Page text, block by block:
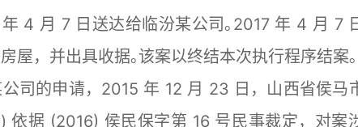
4 月 7 日送达给临汾某公司｡2017 年 4 月 7
屋，并出具收据｡该案以终结本次执行程序结案｡
的申请，2015 年 12 月 23 日，山西省侯马
依据 (2016) 侯民保字第 16 号民事裁定，对案